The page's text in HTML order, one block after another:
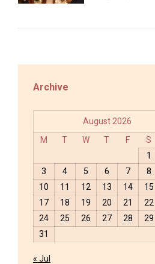
Archive
August 2026
M
T W T F S
1
3
4 5 6 7 8
10
11 12 13 14 15
17
18 19 20 21 22
24
25 26 27 28 29
31
« Jul